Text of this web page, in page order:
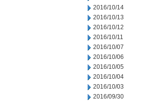
2016/10/14
2016/10/13
2016/10/12
2016/10/11
2016/10/07
2016/10/06
2016/10/05
2016/10/04
2016/10/03
2016/09/30